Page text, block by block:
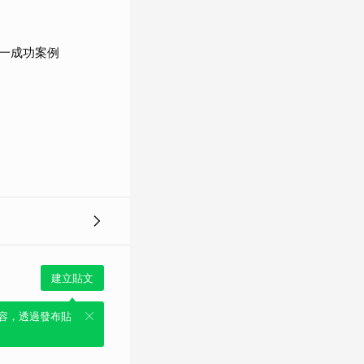
成功案例
建立貼文
，透過發布貼